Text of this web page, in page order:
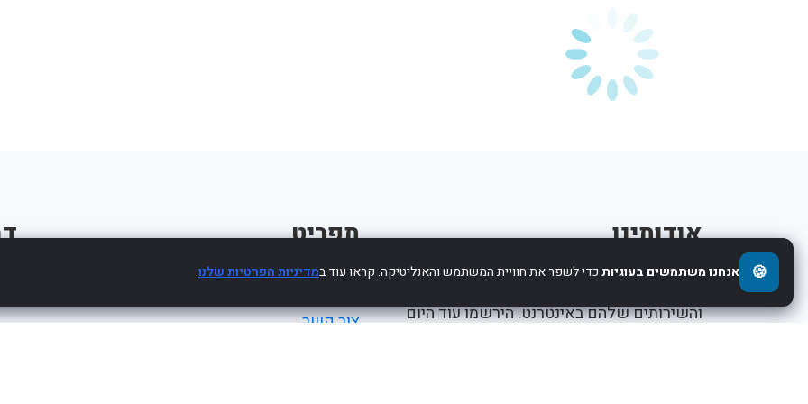
אודותינו
והשירותים שלהם באינטרנט. הירשמו עוד היום
תפריט
צור קשר
🍪 אנחנו משתמשים בעוגיותכדי לשפר את חוויית המשתמש והאנליטיקה. קראו עוד במדיניות הפרטיות שלנו.